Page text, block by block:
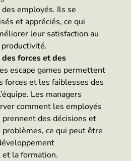
des employés. Ils se
et appréciés, ce qui
leur satisfaction au
forces et des
escape games permettent
forces et les faiblesses des
Les managers
comment les employés
des décisions et
ce qui peut être
la formation.